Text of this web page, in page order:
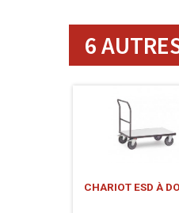
6
CHARIOT ESD À